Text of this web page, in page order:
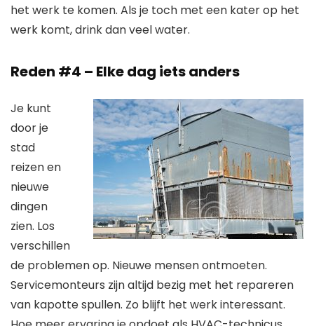
het werk te komen. Als je toch met een kater op het
werk komt, drink dan veel water.
Reden #4 – Elke dag iets anders
Je kunt
door je
stad
reizen en
nieuwe
dingen
zien. Los
verschillen
de problemen op. Nieuwe mensen ontmoeten.
Servicemonteurs zijn altijd bezig met het repareren
van kapotte spullen. Zo blijft het werk interessant.